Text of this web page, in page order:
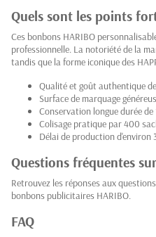
Quels sont les points
Ces bonbons HARIBO
professionnelle. La notoriété de la
tandis que la forme iconique des
Qualité et goût authentique
Surface de marquage
Conservation longue durée de
Colisage pratique par 400
Délai de production d'environ
Questions fréquentes
Retrouvez les réponses aux
bonbons publicitaires HARIBO.
FAQ